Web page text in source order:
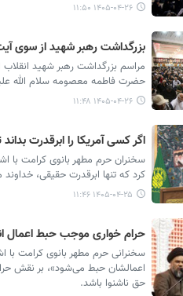
۱۴۰۵-۰۴-۲۶ ۱۱:۵۰
بزرگداشت رهبر شهید از سوی
مراسم بزرگداشت رهبر شهید انقلاب
حضرت فاطمه معصومه سلام الله
۱۴۰۵-۰۴-۲۶ ۱۱:۴۸
اگر کسی آمریکا را ابرقدرت
سخنران حرم مطهر بانوی کرامت با
کرد که تنها ابرقدرت حقیقی،
۱۴۰۵-۰۴-۲۵ ۱۱:۴۶
حرام خواری موجب حبط اعمال
سخنرانی حرم مطهر بانوی کرامت با
اعمالشان حبط می‌شود»، بر نقش
حق ناشنوا باشد.